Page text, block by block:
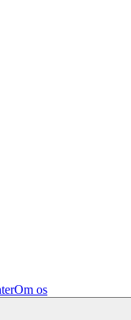
Om os